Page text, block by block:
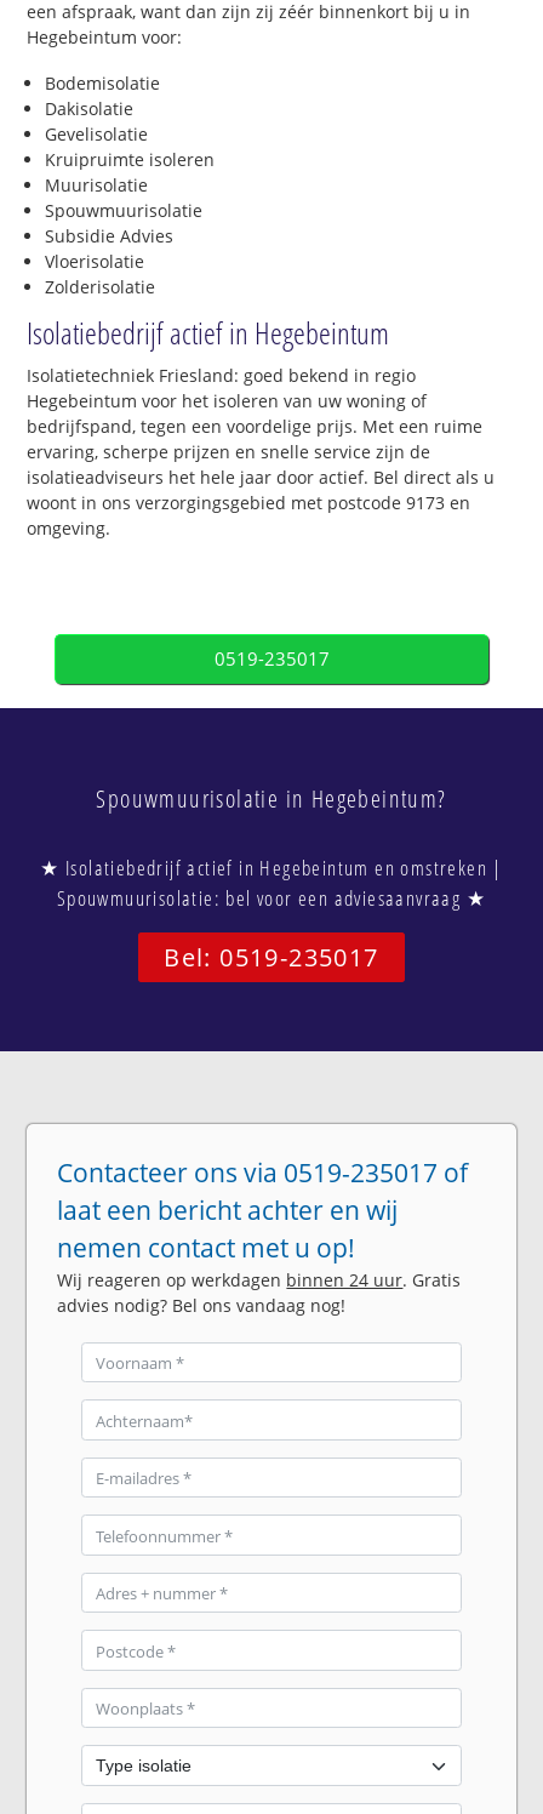
een afspraak, want dan zijn zij zéér binnenkort bij u in
Hegebeintum voor:
Bodemisolatie
Dakisolatie
Gevelisolatie
Kruipruimte isoleren
Muurisolatie
Spouwmuurisolatie
Subsidie Advies
Vloerisolatie
Zolderisolatie
Isolatiebedrijf actief in Hegebeintum
Isolatietechniek Friesland: goed bekend in regio
Hegebeintum voor het isoleren van uw woning of
bedrijfspand, tegen een voordelige prijs. Met een ruime
ervaring, scherpe prijzen en snelle service zijn de
isolatieadviseurs het hele jaar door actief. Bel direct als u
woont in ons verzorgingsgebied met postcode 9173 en
omgeving.
0519-235017
Spouwmuurisolatie in Hegebeintum?
★ Isolatiebedrijf actief in Hegebeintum en omstreken |
Spouwmuurisolatie: bel voor een adviesaanvraag ★
Bel: 0519-235017
Contacteer ons via 0519-235017 of
laat een bericht achter en wij
nemen contact met u op!
Wij reageren op werkdagen binnen 24 uur. Gratis
advies nodig? Bel ons vandaag nog!